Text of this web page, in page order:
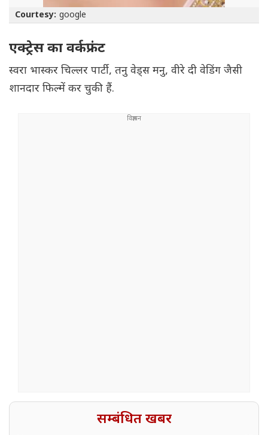
Courtesy: google
एक्ट्रेस का वर्कफ्रंट
स्वरा भास्कर चिल्लर पार्टी, तनु वेड्स मनु, वीरे दी वेडिंग जैसी
शानदार फिल्में कर चुकी हैं.
सम्बंधित खबर